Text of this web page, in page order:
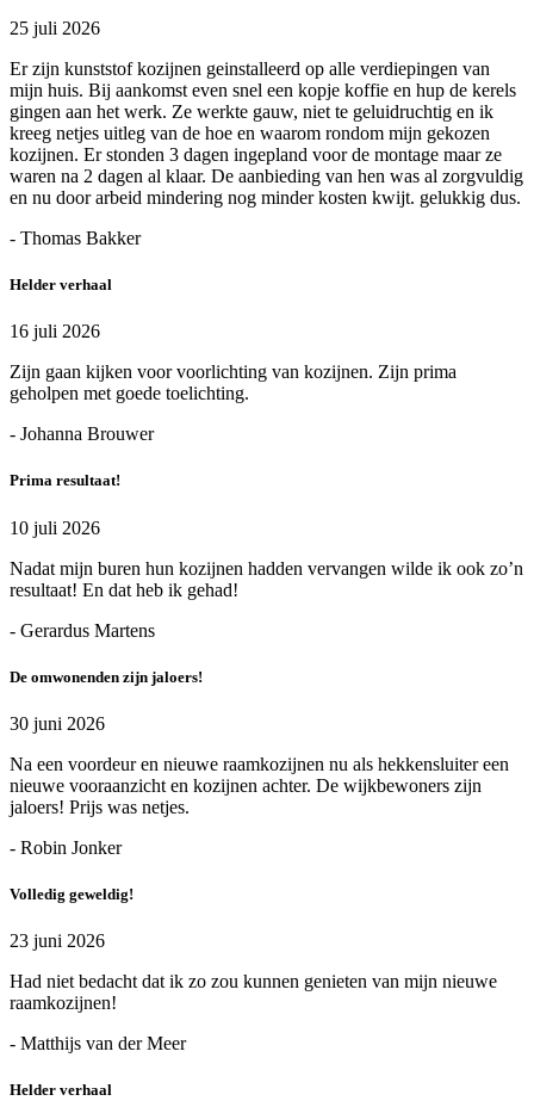
25 juli 2026
Er zijn kunststof kozijnen geinstalleerd op alle verdiepingen van
mijn huis. Bij aankomst even snel een kopje koffie en hup de kerels
gingen aan het werk. Ze werkte gauw, niet te geluidruchtig en ik
kreeg netjes uitleg van de hoe en waarom rondom mijn gekozen
kozijnen. Er stonden 3 dagen ingepland voor de montage maar ze
waren na 2 dagen al klaar. De aanbieding van hen was al zorgvuldig
en nu door arbeid mindering nog minder kosten kwijt. gelukkig dus.
- Thomas Bakker
Helder verhaal
16 juli 2026
Zijn gaan kijken voor voorlichting van kozijnen. Zijn prima
geholpen met goede toelichting.
- Johanna Brouwer
Prima resultaat!
10 juli 2026
Nadat mijn buren hun kozijnen hadden vervangen wilde ik ook zo’n
resultaat! En dat heb ik gehad!
- Gerardus Martens
De omwonenden zijn jaloers!
30 juni 2026
Na een voordeur en nieuwe raamkozijnen nu als hekkensluiter een
nieuwe vooraanzicht en kozijnen achter. De wijkbewoners zijn
jaloers! Prijs was netjes.
- Robin Jonker
Volledig geweldig!
23 juni 2026
Had niet bedacht dat ik zo zou kunnen genieten van mijn nieuwe
raamkozijnen!
- Matthijs van der Meer
Helder verhaal